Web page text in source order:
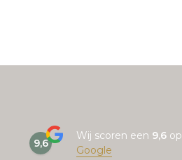
9,6
Wij scoren een 9,6 op
Google